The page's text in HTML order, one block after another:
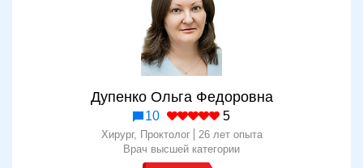
Дупенко Ольга Федоровна
10 5
Хирург, Проктолог
26 лет опыта
Врач высшей категории